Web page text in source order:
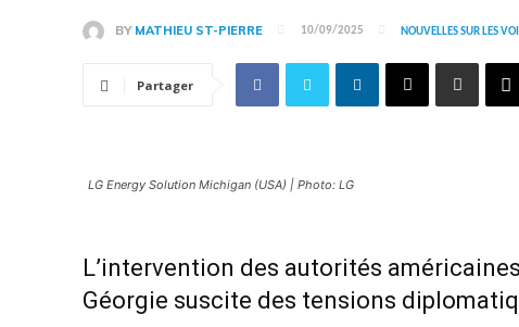
BY MATHIEU ST-PIERRE 10/09/2025 NOUVELLES SUR LES
Partager
LG Energy Solution Michigan (USA) | Photo: LG
L’intervention des autorités
Géorgie suscite des tensions